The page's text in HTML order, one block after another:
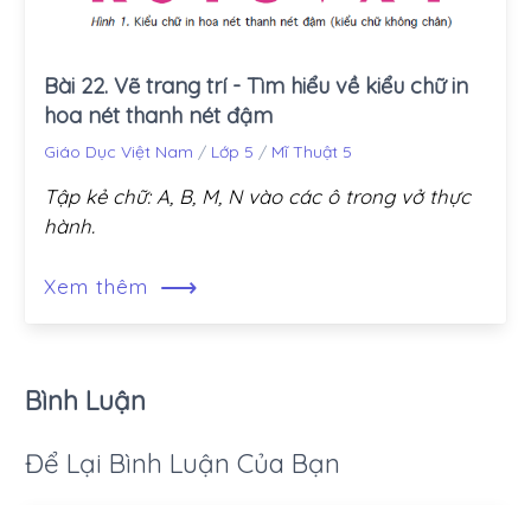
Bài 22. Vẽ trang trí - Tìm hiểu về kiểu chữ in
hoa nét thanh nét đậm
Giáo Dục Việt Nam / Lớp 5 / Mĩ Thuật 5
Tập kẻ chữ: A, B, M, N vào các ô trong vở thực
hành.
Xem thêm ⟶
Bình Luận
Để Lại Bình Luận Của Bạn